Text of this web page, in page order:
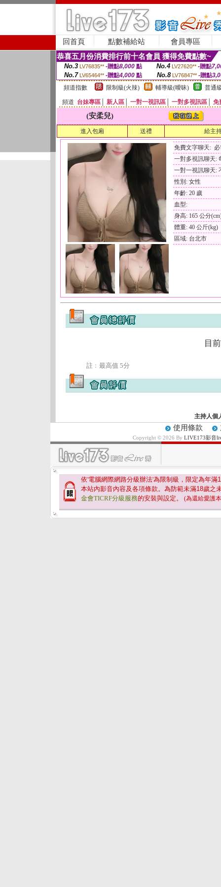
回首頁 點數補給站 會員專區
恭喜五月份消費排行前十名會員 獲得免費點數~
No.3 LV76835** -贈點8,000點 No.4 LV27620** -贈點
No.7 LV65464** -贈點4,000 點 No.8 LV76847** -贈點
頻道指數
限制級(火辣) 輔導級(曖昧) 普通
頻道 台妹專區 新人區 一對一視訊區 一對多視訊區 免
(安柔兒)
進入包廂 送禮 給主
免費文字聊天:
一對多視訊聊天:
一對一視訊聊天:
性別: 女性
年齡: 20 歲
血型:
身高: 165 公分
體重: 40 公斤(kg)
區域: 台北市
目
註﹕最高值 5分
主持人個
使用條款
Copyright © 2026 By LIVE173影音
依'電腦網際網路分級辦法'為限制級，限定為年滿
本站內影音內容及各項條款。為防範未滿18歲之
金會TICRF分級服務的安裝與設定。 (為還給愛護